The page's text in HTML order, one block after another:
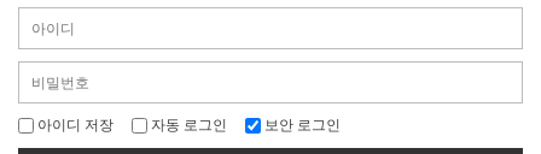
아이디 저장 자동 로그인 보안 로그인